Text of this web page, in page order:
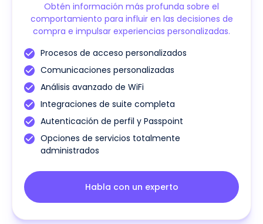
Obtén información más profunda sobre el
comportamiento para influir en las decisiones de
compra e impulsar experiencias personalizadas.
Procesos de acceso personalizados
Comunicaciones personalizadas
Análisis avanzado de WiFi
Integraciones de suite completa
Autenticación de perfil y Passpoint
Opciones de servicios totalmente
administrados
Habla con un experto